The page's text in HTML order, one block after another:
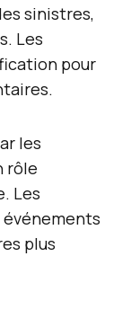
sinistres,
Les
pour
les
rôle
Les
plus